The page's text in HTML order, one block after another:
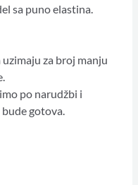
sa puno elastina.
za broj manju
po narudžbi i
gotova.